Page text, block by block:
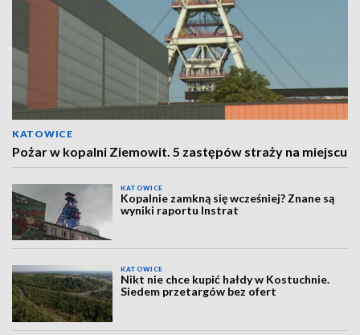
KATOWICE
Pożar w kopalni Ziemowit. 5 zastępów straży na miejscu
KATOWICE
Kopalnie zamkną się wcześniej? Znane są
wyniki raportu Instrat
KATOWICE
Nikt nie chce kupić hałdy w Kostuchnie.
Siedem przetargów bez ofert